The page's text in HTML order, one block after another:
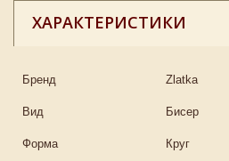
ХАРАКТЕРИСТИКИ
Бренд Zlatka
Вид Бисер
Форма Круг